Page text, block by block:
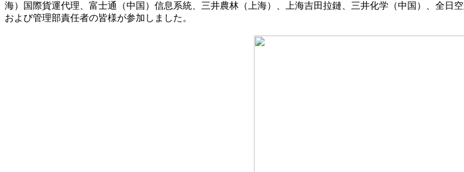
海）国際貨運代理、富士通（中国）信息系統、三井農林（上海）、上海吉田拉鏈、三井化学（中国）、全日
および管理部責任者の皆様が参加しました。